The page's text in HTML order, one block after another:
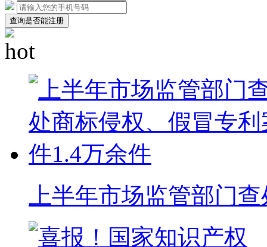
查询是否能注册
上半年市场监管部门